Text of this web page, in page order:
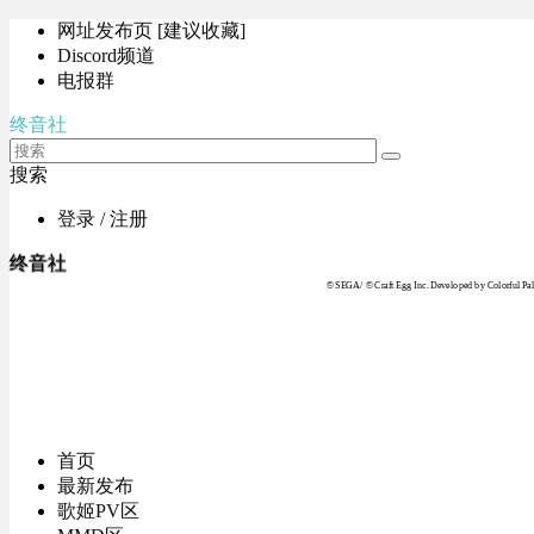
网址发布页 [建议收藏]
Discord频道
电报群
终音社
搜索
登录 / 注册
终音社
© SEGA / © Craft Egg Inc. Developed by Colorful
首页
最新发布
歌姬PV区